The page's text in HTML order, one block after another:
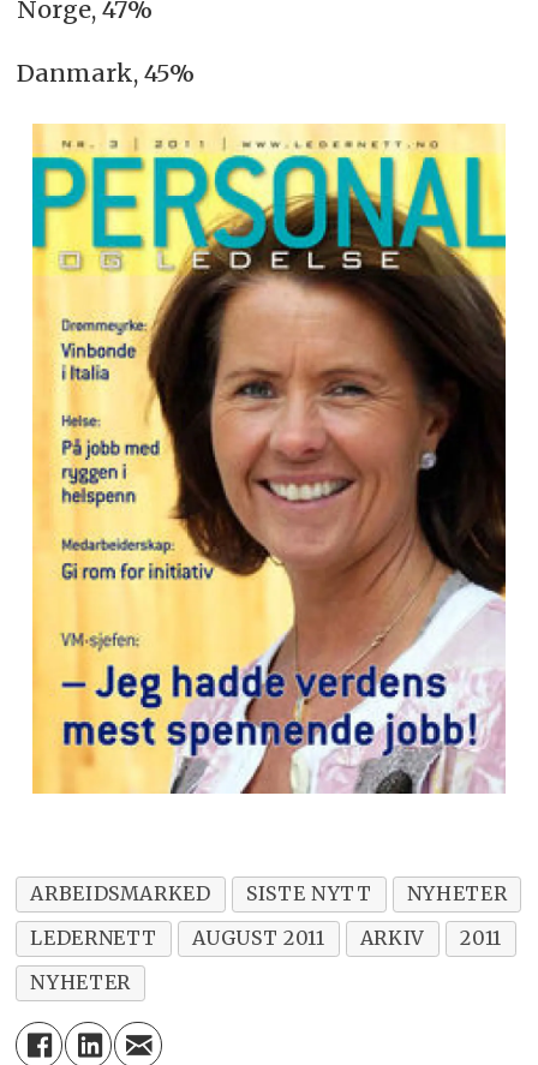
Norge, 47%
Danmark, 45%
ARBEIDSMARKED SISTE NYTT
NYHETER
LEDERNETT
AUGUST 2011 ARKIV
2011
NYHETER